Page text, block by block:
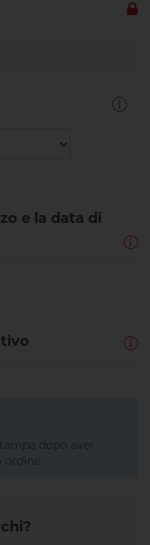
e la data di
dopo aver
ordine